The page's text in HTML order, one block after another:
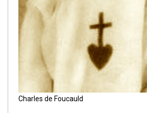
Charles de Foucauld